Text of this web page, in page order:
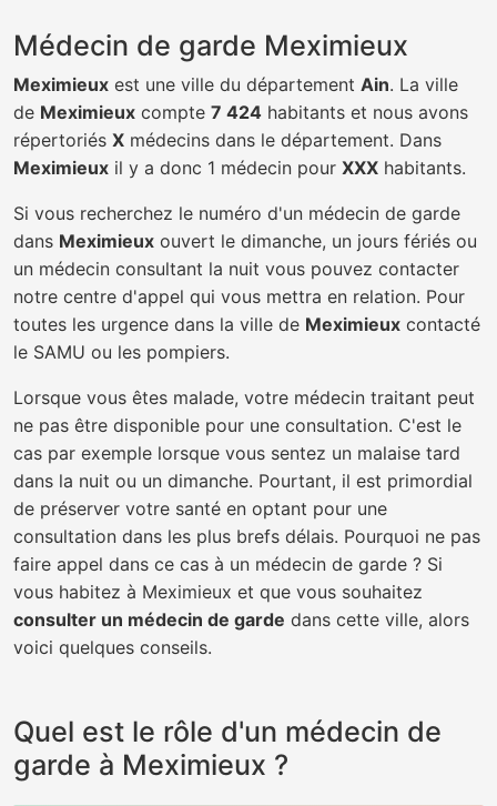
Médecin de garde Meximieux
Meximieux est une ville du département Ain. La ville
de Meximieux compte 7 424 habitants et nous avons
répertoriés X médecins dans le département. Dans
Meximieux il y a donc 1 médecin pour XXX habitants.
Si vous recherchez le numéro d'un médecin de garde
dans Meximieux ouvert le dimanche, un jours fériés ou
un médecin consultant la nuit vous pouvez contacter
notre centre d'appel qui vous mettra en relation. Pour
toutes les urgence dans la ville de Meximieux contacté
le SAMU ou les pompiers.
Lorsque vous êtes malade, votre médecin traitant peut
ne pas être disponible pour une consultation. C'est le
cas par exemple lorsque vous sentez un malaise tard
dans la nuit ou un dimanche. Pourtant, il est primordial
de préserver votre santé en optant pour une
consultation dans les plus brefs délais. Pourquoi ne pas
faire appel dans ce cas à un médecin de garde ? Si
vous habitez à Meximieux et que vous souhaitez
consulter un médecin de garde dans cette ville, alors
voici quelques conseils.
Quel est le rôle d'un médecin de
garde à Meximieux ?